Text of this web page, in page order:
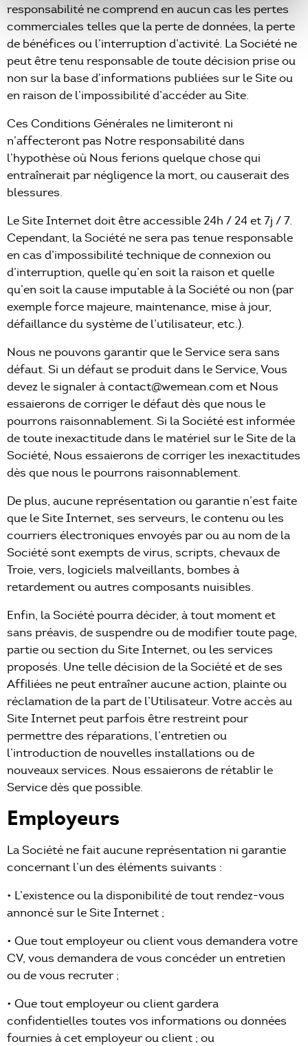
responsabilité ne comprend en aucun cas les pertes
commerciales telles que la perte de données, la perte
de bénéfices ou l’interruption d’activité. La Société ne
peut être tenu responsable de toute décision prise ou
non sur la base d’informations publiées sur le Site ou
en raison de l’impossibilité d’accéder au Site.
Ces Conditions Générales ne limiteront ni
n’affecteront pas Notre responsabilité dans
l’hypothèse où Nous ferions quelque chose qui
entraînerait par négligence la mort, ou causerait des
blessures.
Le Site Internet doit être accessible 24h / 24 et 7j / 7.
Cependant, la Société ne sera pas tenue responsable
en cas d’impossibilité technique de connexion ou
d’interruption, quelle qu’en soit la raison et quelle
qu’en soit la cause imputable à la Société ou non (par
exemple force majeure, maintenance, mise à jour,
défaillance du système de l’utilisateur, etc.).
Nous ne pouvons garantir que le Service sera sans
défaut. Si un défaut se produit dans le Service, Vous
devez le signaler à contact@wemean.com et Nous
essaierons de corriger le défaut dès que nous le
pourrons raisonnablement. Si la Société est informée
de toute inexactitude dans le matériel sur le Site de la
Société, Nous essaierons de corriger les inexactitudes
dès que nous le pourrons raisonnablement.
De plus, aucune représentation ou garantie n’est faite
que le Site Internet, ses serveurs, le contenu ou les
courriers électroniques envoyés par ou au nom de la
Société sont exempts de virus, scripts, chevaux de
Troie, vers, logiciels malveillants, bombes à
retardement ou autres composants nuisibles.
Enfin, la Société pourra décider, à tout moment et
sans préavis, de suspendre ou de modifier toute page,
partie ou section du Site Internet, ou les services
proposés. Une telle décision de la Société et de ses
Affiliées ne peut entraîner aucune action, plainte ou
réclamation de la part de l’Utilisateur. Votre accès au
Site Internet peut parfois être restreint pour
permettre des réparations, l’entretien ou
l’introduction de nouvelles installations ou de
nouveaux services. Nous essaierons de rétablir le
Service dès que possible.
Employeurs
La Société ne fait aucune représentation ni garantie
concernant l’un des éléments suivants :
• L’existence ou la disponibilité de tout rendez-vous
annoncé sur le Site Internet ;
• Que tout employeur ou client vous demandera votre
CV, vous demandera de vous concéder un entretien
ou de vous recruter ;
• Que tout employeur ou client gardera
confidentielles toutes vos informations ou données
fournies à cet employeur ou client ; ou